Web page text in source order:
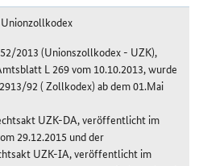
2013 (Unionszollkodex - UZK),
L 269 vom 10.10.2013, wurde
92 ( Zollkodex) ab dem 01.Mai
UZK-DA, veröffentlicht im
29.12.2015 und der
UZK-IA, veröffentlicht im